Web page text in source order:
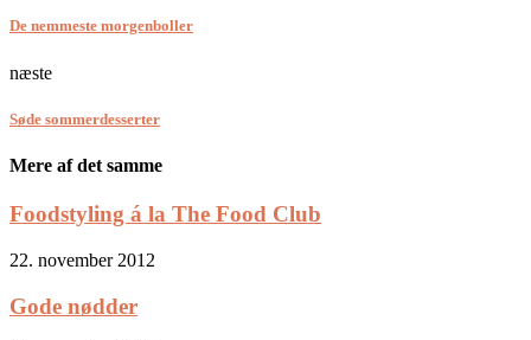
De nemmeste morgenboller
næste
Søde sommerdesserter
Mere af det samme
Foodstyling á la The Food Club
22. november 2012
Gode nødder